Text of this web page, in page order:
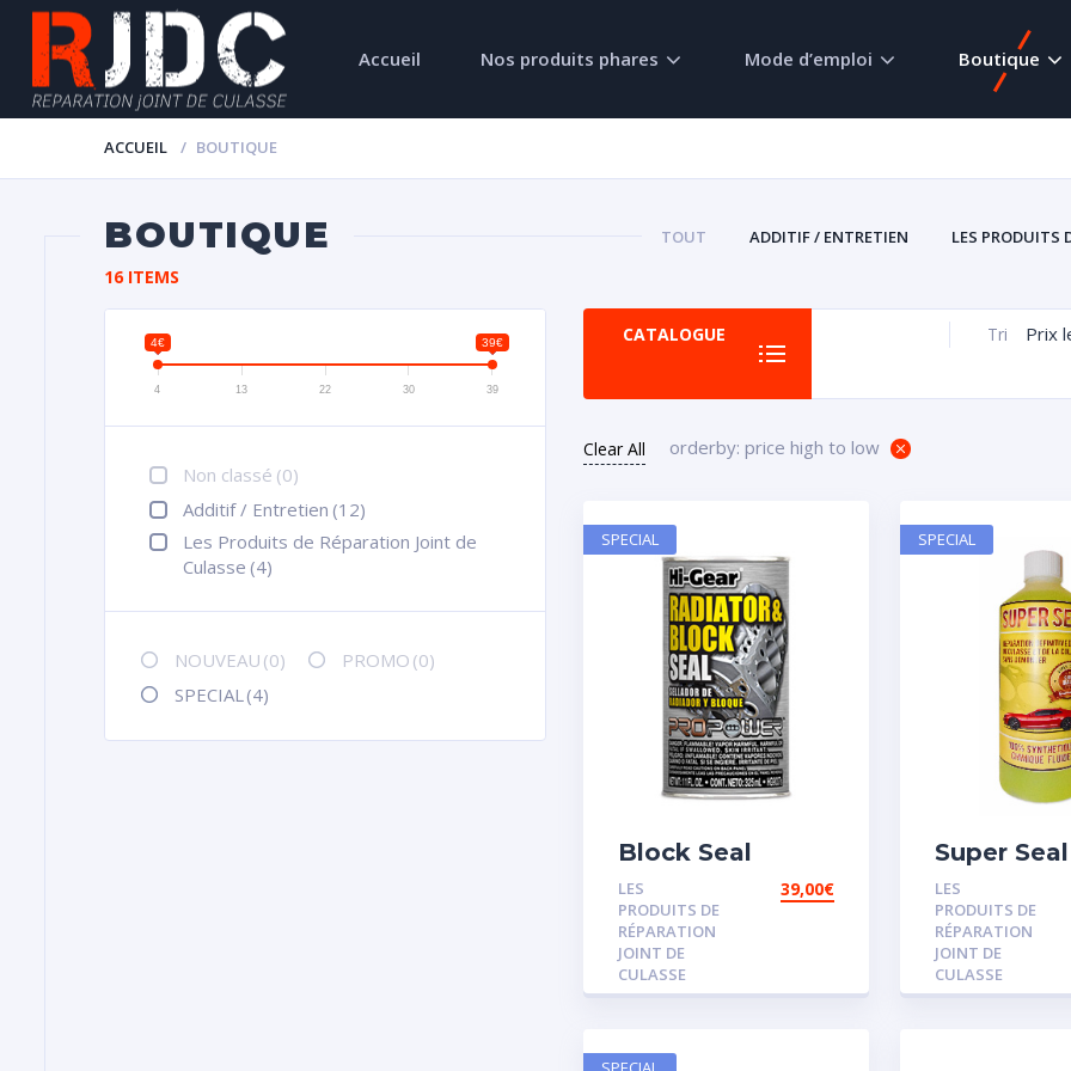
Accueil Nos produits phares Mode d’emploi Boutique
ACCUEIL BOUTIQUE
BOUTIQUE TOUT ADDITIF / ENTRETIEN LES PRODUITS
16 ITEMS
4€ 39€
4 13 22 30 39
Non classé (0)
Additif / Entretien (12)
Les Produits de Réparation Joint de
Culasse (4)
NOUVEAU (0) PROMO (0)
SPECIAL (4)
CATALOGUE Tri Prix
Clear All orderby: price high to low
Block Seal
LES
PRODUITS DE
RÉPARATION
JOINT DE
CULASSE
39,00€
SPECIAL
Super Seal
LES
PRODUITS DE
RÉPARATION
JOINT DE
CULASSE
SPECIAL